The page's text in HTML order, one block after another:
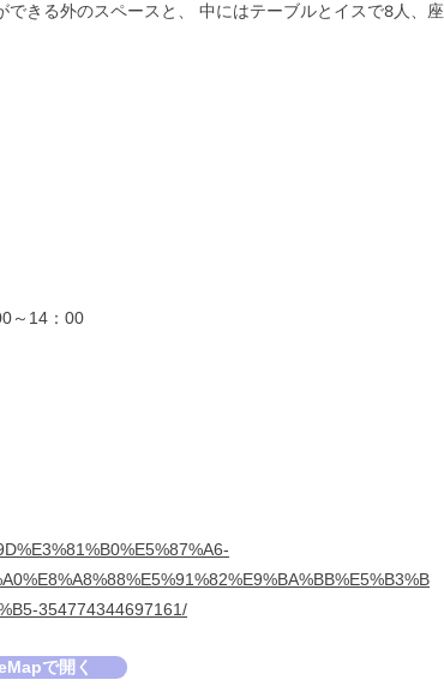
きる外のスペースと、 中にはテーブルとイスで8人、座
～14：00
354774344697161/
で開く